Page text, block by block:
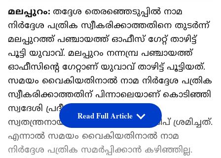
മലപ്പുറം: തദ്ദേശ തെരഞ്ഞെടുപ്പില്‍ നാമ
നിർദ്ദേശ പത്രിക സ്വീകരിക്കാത്തതിനെ തുടര്‍ന്ന്
മലപ്പുറത്ത് പഞ്ചായത്ത് ഓഫീസ് ഗേറ്റ് താഴിട്ട്
പൂട്ടി യുവാവ്. മലപ്പുറം നന്നമ്പ്ര പഞ്ചായത്ത്
ഓഫീസിന്‍റെ ഗേറ്റാണ് യുവാവ് താഴിട്ട് പൂട്ടിയത്.
സമയം വൈകിയതിനാല്‍ നാമ നിർദ്ദേശ പത്രിക
സ്വീകരിക്കാത്തതിന് പിന്നാലെയാണ് കൊടിഞ്ഞി
സ്വദേശി പ്രദീപാണ് ഗേറ്റ് പൂട്ടിയത്.
സ്വതന്ത്രനായി മത്സരിക്കാനാണ് പ്രദീപ് ശ്രമിച്ചത്.
എന്നാല്‍ സമയം വൈകിയതിനാല്‍ നാമ
നിർദ്ദേശ പത്രിക സമര്‍പ്പിക്കാന്‍ കഴിഞ്ഞില്ല.
Read Full Article